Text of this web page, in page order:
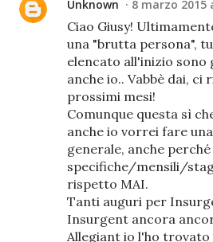
Unknown 8 marzo 2015
Ciao Giusy!
una "brutta persona",
elencato all'inizio sono
anche io.. Vabbè dai, ci
prossimi mesi!
Comunque questa sì
anche io vorrei fare
generale, anche
specifiche/mensili/
rispetto MAI.
Tanti auguri per
Insurgent ancora
Allegiant io l'ho